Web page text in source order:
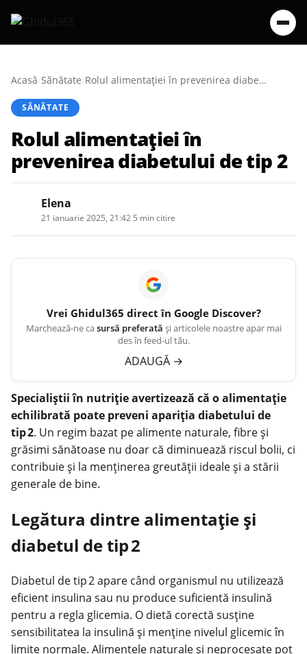
Acasă/Sănătate/ Rolul alimentației în prevenirea diabetului de tip 2
SĂNĂTATE
Rolul alimentației în
prevenirea diabetului de tip 2
Elena
21 ianuarie 2025, 21:42 5 min citire
Vrei Ghidul365 direct în Google Discover?
Marchează-ne casursă preferată și articolele noastre apar mai
des în feed-ul tău.
ADAUGĂ →
Specialiștii în nutriție avertizează că o alimentație
echilibrată poate preveni apariția diabetului de
tip 2. Un regim bazat pealimente naturale, fibre și
grăsimi sănătoase nu doar că diminuează riscul bolii, ci
contribuie și la menținerea greutății ideale și a stării
generale de bine.
Legătura dintre alimentație și
diabetul de tip 2
Diabetul de tip 2 apare când organismul nu utilizează
eficient insulina sau nu produce suficientă insulină
pentru a regla glicemia. O dietă corectă susține
sensibilitatea la insulină și menține nivelul glicemic în
limite normale. Alimentele naturale și neprocesate pot